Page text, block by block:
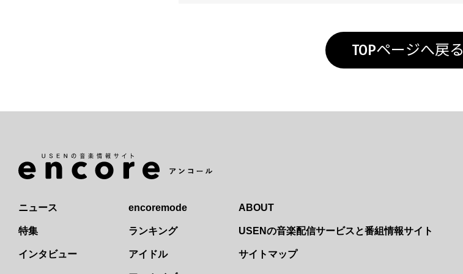
TOPページへ戻る
ニュース
特集
インタビュー
encoremode
ランキング
アイドル
ABOUT
USENの音楽配信サービスと番組情報サイト
サイトマップ